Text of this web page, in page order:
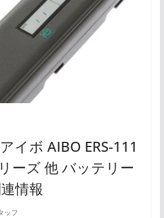
イボ AIBO ERS-111
ーズ 他 バッテリー
情報
ッフ